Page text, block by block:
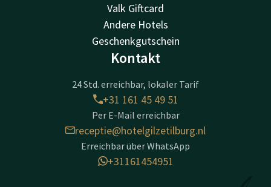
Valk Giftcard
Andere Hotels
Geschenkgutschein
Kontakt
24 Std. erreichbar, lokaler Tarif
+31 161 45 49 51
Per E-Mail erreichbar
receptie@hotelgilzetilburg.nl
Erreichbar über WhatsApp
+31161454951